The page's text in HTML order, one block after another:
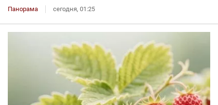
Панорама сегодня, 01:25